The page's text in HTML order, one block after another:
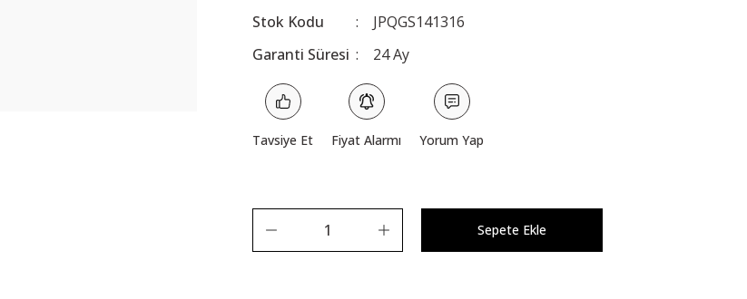
Stok Kodu
JPQGS141316
Garanti Süresi
24 Ay
Tavsiye Et Fiyat Alarmı Yorum Yap
Sepete Ekle